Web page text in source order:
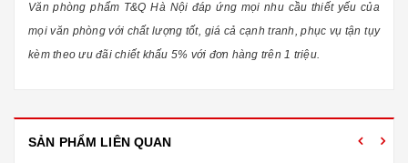
Văn phòng phẩm T&Q Hà Nội đáp ứng mọi nhu cầu thiết yếu của
mọi văn phòng với chất lượng tốt, giá cả cạnh tranh, phục vụ tận tụy
kèm theo ưu đãi chiết khấu 5% với đơn hàng trên 1 triệu.
SẢN PHẨM LIÊN QUAN